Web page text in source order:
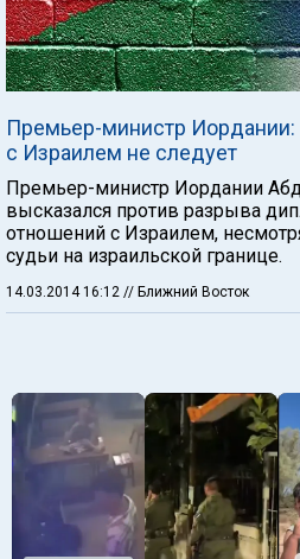
Премьер-министр Иордании:
с Израилем не следует
Премьер-министр Иордании
высказался против разрыва
отношений с Израилем,
судьи на израильской границе.
14.03.2014 16:12 // Ближний Восток